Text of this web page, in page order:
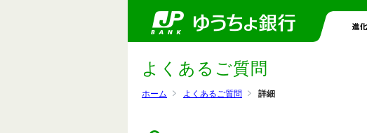
ホーム よくあるご質問 詳細
よくあるご質問